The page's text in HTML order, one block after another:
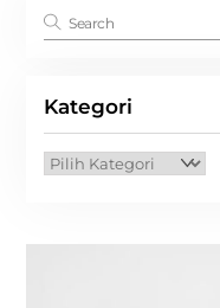
Kategori
Kategori